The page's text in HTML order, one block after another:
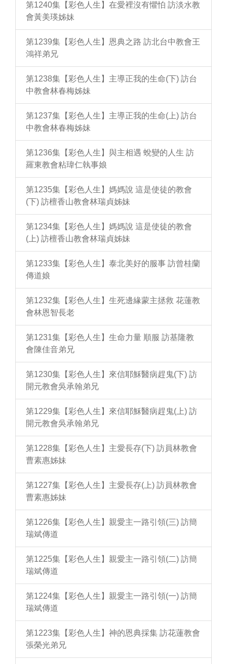
第1240集【彩色人生】在愛裡沒有懼怕 訪淡水教
會黃美瑛姊妹
第1239集【彩色人生】恩典之路 訪北台中教會王
鴻祥弟兄
第1238集【彩色人生】主導正我的生命(下) 訪台
中教會林春梅姊妹
第1237集【彩色人生】主導正我的生命(上) 訪台
中教會林春梅姊妹
第1236集【彩色人生】與主相遇 蛻變的人生 訪
羅東教會粘瑋仁執事娘
第1235集【彩色人生】媽媽說 這是使徒的教會
(下) 訪檀香山教會林瑞貞姊妹
第1234集【彩色人生】媽媽說 這是使徒的教會
(上) 訪檀香山教會林瑞貞姊妹
第1233集【彩色人生】泰北美好的服事 訪曾桂蘭
傳道娘
第1232集【彩色人生】生死邊緣蒙主拯救 花蓮教
會林恩智長老
第1231集【彩色人生】生命力量 順服 訪基隆教
會陳佳音弟兄
第1230集【彩色人生】來信耶穌醫病趕鬼(下) 訪
開元教會吳承翰弟兄
第1229集【彩色人生】來信耶穌醫病趕鬼(上) 訪
開元教會吳承翰弟兄
第1228集【彩色人生】主愛長存(下) 訪員林教會
曹素惠姊妹
第1227集【彩色人生】主愛長存(上) 訪員林教會
曹素惠姊妹
第1226集【彩色人生】親愛主一路引領(三) 訪簡
瑞斌傳道
第1225集【彩色人生】親愛主一路引領(二) 訪簡
瑞斌傳道
第1224集【彩色人生】親愛主一路引領(一) 訪簡
瑞斌傳道
第1223集【彩色人生】神的恩典採集 訪花蓮教會
張榮光弟兄